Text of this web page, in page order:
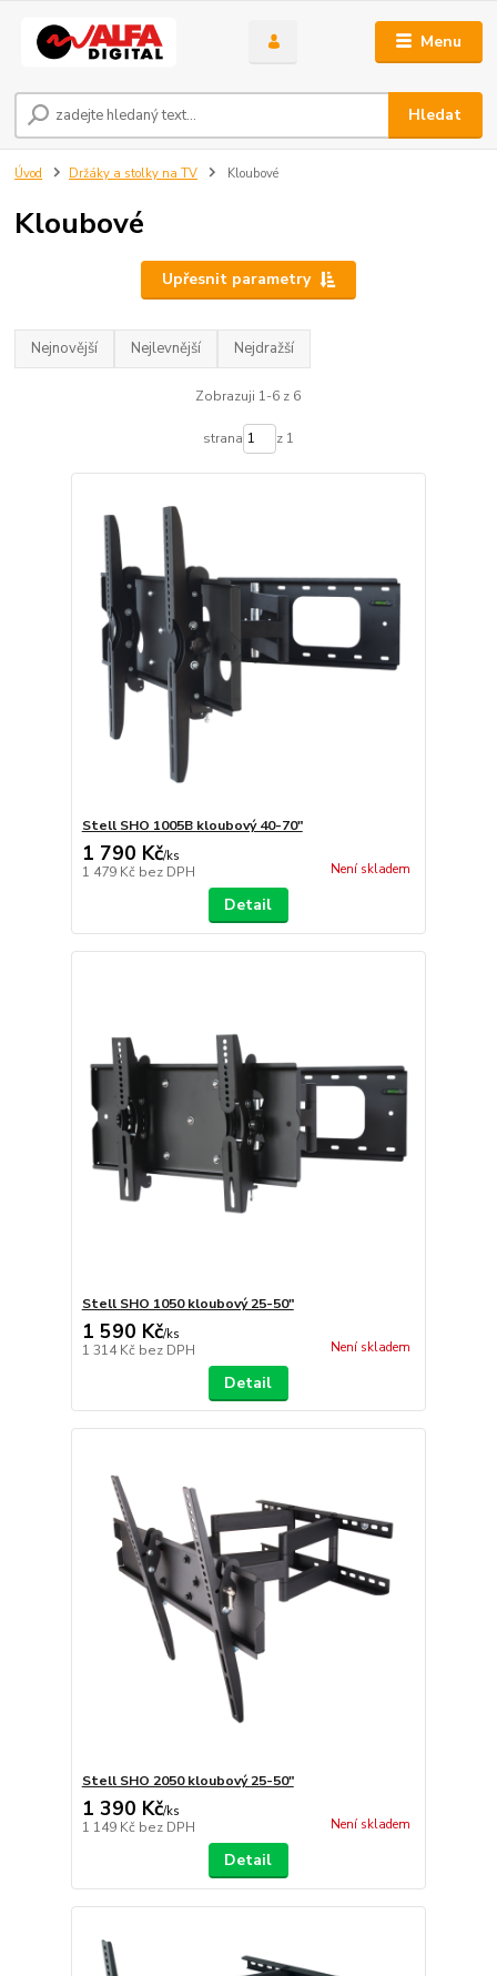
Menu
Hledat
Úvod Držáky a stolky na TV Kloubové
Kloubové
Upřesnit parametry
Nejnovější Nejlevnější Nejdražší
Zobrazuji 1-6 z 6
strana z 1
Stell SHO 1005B kloubový 40-70"
1 790 Kč/ks
1 479 Kč bez DPH Není skladem
Detail
Stell SHO 1050 kloubový 25-50"
1 590 Kč/ks
1 314 Kč bez DPH Není skladem
Detail
Stell SHO 2050 kloubový 25-50"
1 390 Kč/ks
1 149 Kč bez DPH Není skladem
Detail